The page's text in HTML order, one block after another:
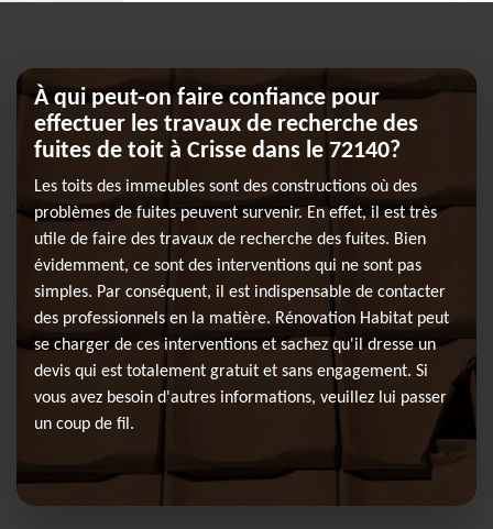
À qui peut-on faire confiance pour
effectuer les travaux de recherche des
fuites de toit à Crisse dans le 72140?
Les toits des immeubles sont des constructions où des
problèmes de fuites peuvent survenir. En effet, il est très
utile de faire des travaux de recherche des fuites. Bien
évidemment, ce sont des interventions qui ne sont pas
simples. Par conséquent, il est indispensable de contacter
des professionnels en la matière. Rénovation Habitat peut
se charger de ces interventions et sachez qu'il dresse un
devis qui est totalement gratuit et sans engagement. Si
vous avez besoin d'autres informations, veuillez lui passer
un coup de fil.